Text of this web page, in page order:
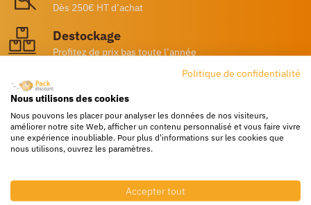
Dès 250€ HT d’achat
Destockage
Profitez de prix bas toute l’année
Un service client à votre écoute
Politique de confidentialité
Nous utilisons des cookies
Nous pouvons les placer pour analyser les données de nos visiteurs,
améliorer notre site Web, afficher un contenu personnalisé et vous faire vivre
une expérience inoubliable. Pour plus d'informations sur les cookies que
nous utilisons, ouvrez les paramètres.
Accepter tout